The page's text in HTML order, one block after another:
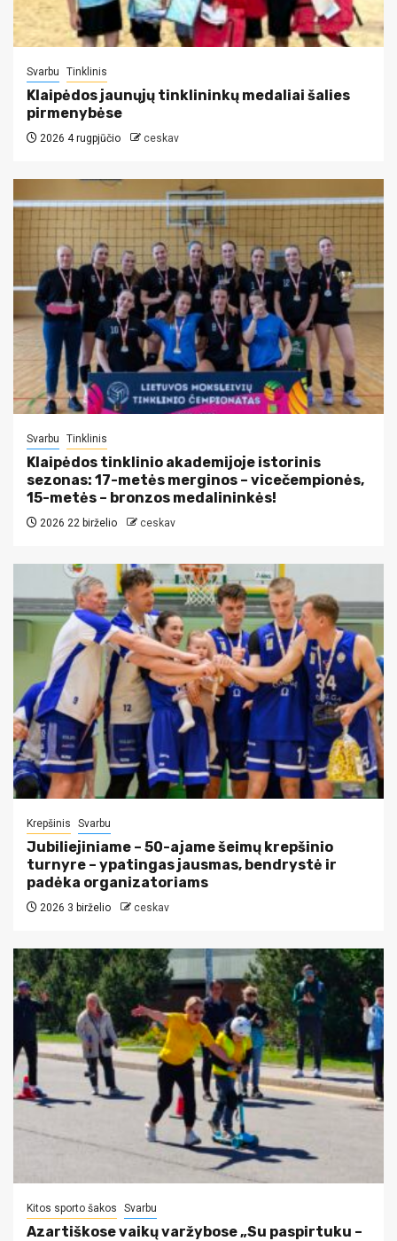
Svarbu Tinklinis
Klaipėdos jaunųjų tinklininkų medaliai šalies
pirmenybėse
2026 4 rugpjūčio ceskav
Svarbu Tinklinis
Klaipėdos tinklinio akademijoje istorinis
sezonas: 17-metės merginos – vicečempionės,
15-metės – bronzos medalininkės!
2026 22 birželio ceskav
Krepšinis Svarbu
Jubiliejiniame – 50-ajame šeimų krepšinio
turnyre – ypatingas jausmas, bendrystė ir
padėka organizatoriams
2026 3 birželio ceskav
Kitos sporto šakos Svarbu
Azartiškose vaikų varžybose „Su paspirtuku –